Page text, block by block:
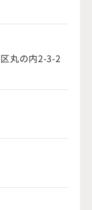
丸の内2-3-2